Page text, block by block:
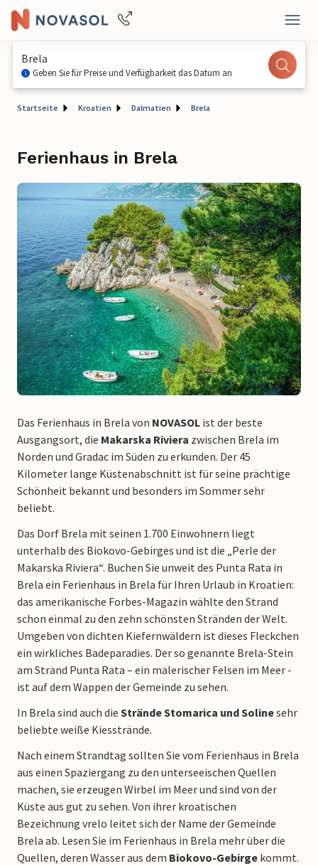
Brela
Geben Sie für Preise und Verfügbarkeit das Datum an
Startseite Kroatien Dalmatien Brela
Ferienhaus in Brela
Das Ferienhaus in Brela von NOVASOL ist der beste
Ausgangsort, die Makarska Riviera zwischen Brela im
Norden und Gradac im Süden zu erkunden. Der 45
Kilometer lange Küstenabschnitt ist für seine prächtige
Schönheit bekannt und besonders im Sommer sehr
beliebt.
Das Dorf Brela mit seinen 1.700 Einwohnern liegt
unterhalb des Biokovo-Gebirges und ist die „Perle der
Makarska Riviera“. Buchen Sie unweit des Punta Rata in
Brela ein Ferienhaus in Brela für Ihren Urlaub in Kroatien:
das amerikanische Forbes-Magazin wählte den Strand
schon einmal zu den zehn schönsten Stränden der Welt.
Umgeben von dichten Kiefernwäldern ist dieses Fleckchen
ein wirkliches Badeparadies. Der so genannte Brela-Stein
am Strand Punta Rata – ein malerischer Felsen im Meer -
ist auf dem Wappen der Gemeinde zu sehen.
In Brela sind auch die Strände Stomarica und Solinesehr
beliebte weiße Kiesstrände.
Nach einem Strandtag sollten Sie vom Ferienhaus in Brela
aus einen Spaziergang zu den unterseeischen Quellen
machen, sie erzeugen Wirbel im Meer und sind von der
Küste aus gut zu sehen. Von ihrer kroatischen
Bezeichnung vrelo leitet sich der Name der Gemeinde
Brela ab. Lesen Sie im Ferienhaus in Brela mehr über die
Quellen, deren Wasser aus dem Biokovo-Gebirge kommt.